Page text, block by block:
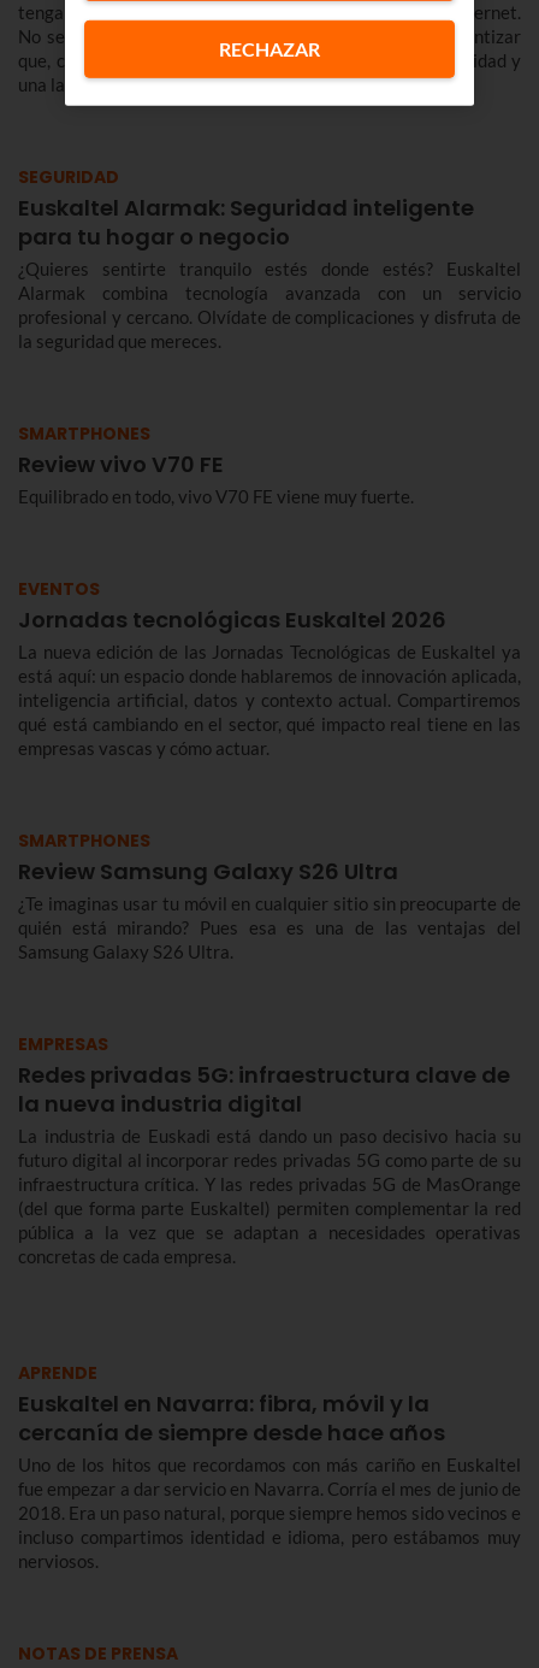
tengan la mejor experiencia a la hora de conectarse a Internet.
No se trata solo de vender megas sin más, sino de garantizar
que, cuando te conectas, la red responda con una estabilidad y
una latencia envidiables.
SEGURIDAD
Euskaltel Alarmak: Seguridad inteligente
para tu hogar o negocio
¿Quieres sentirte tranquilo estés donde estés? Euskaltel
Alarmak combina tecnología avanzada con un servicio
profesional y cercano. Olvídate de complicaciones y disfruta de
la seguridad que mereces.
SMARTPHONES
Review vivo V70 FE
Equilibrado en todo, vivo V70 FE viene muy fuerte.
EVENTOS
Jornadas tecnológicas Euskaltel 2026
La nueva edición de las Jornadas Tecnológicas de Euskaltel ya
está aquí: un espacio donde hablaremos de innovación aplicada,
inteligencia artificial, datos y contexto actual. Compartiremos
qué está cambiando en el sector, qué impacto real tiene en las
empresas vascas y cómo actuar.
SMARTPHONES
Review Samsung Galaxy S26 Ultra
¿Te imaginas usar tu móvil en cualquier sitio sin preocuparte de
quién está mirando? Pues esa es una de las ventajas del
Samsung Galaxy S26 Ultra.
EMPRESAS
Redes privadas 5G: infraestructura clave de
la nueva industria digital
La industria de Euskadi está dando un paso decisivo hacia su
futuro digital al incorporar redes privadas 5G como parte de su
infraestructura crítica. Y las redes privadas 5G de MasOrange
(del que forma parte Euskaltel) permiten complementar la red
pública a la vez que se adaptan a necesidades operativas
concretas de cada empresa.
APRENDE
Euskaltel en Navarra: fibra, móvil y la
cercanía de siempre desde hace años
Uno de los hitos que recordamos con más cariño en Euskaltel
fue empezar a dar servicio en Navarra. Corría el mes de junio de
2018. Era un paso natural, porque siempre hemos sido vecinos e
incluso compartimos identidad e idioma, pero estábamos muy
nerviosos.
NOTAS DE PRENSA
RECHAZAR